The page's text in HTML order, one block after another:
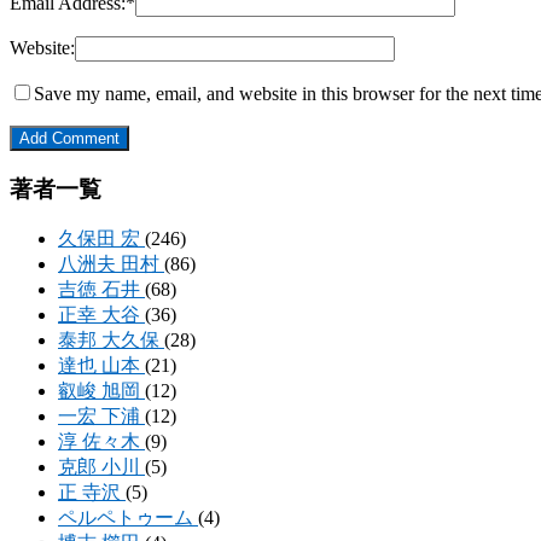
Website:
Save my name, email, and website in this browser for the next
著者一覧
久保田 宏 (246)
八洲夫 田村 (86)
吉徳 石井 (68)
正幸 大谷 (36)
泰邦 大久保 (28)
達也 山本 (21)
叡峻 旭岡 (12)
一宏 下浦 (12)
淳 佐々木 (9)
克郎 小川 (5)
正 寺沢 (5)
ペルペトゥーム (4)